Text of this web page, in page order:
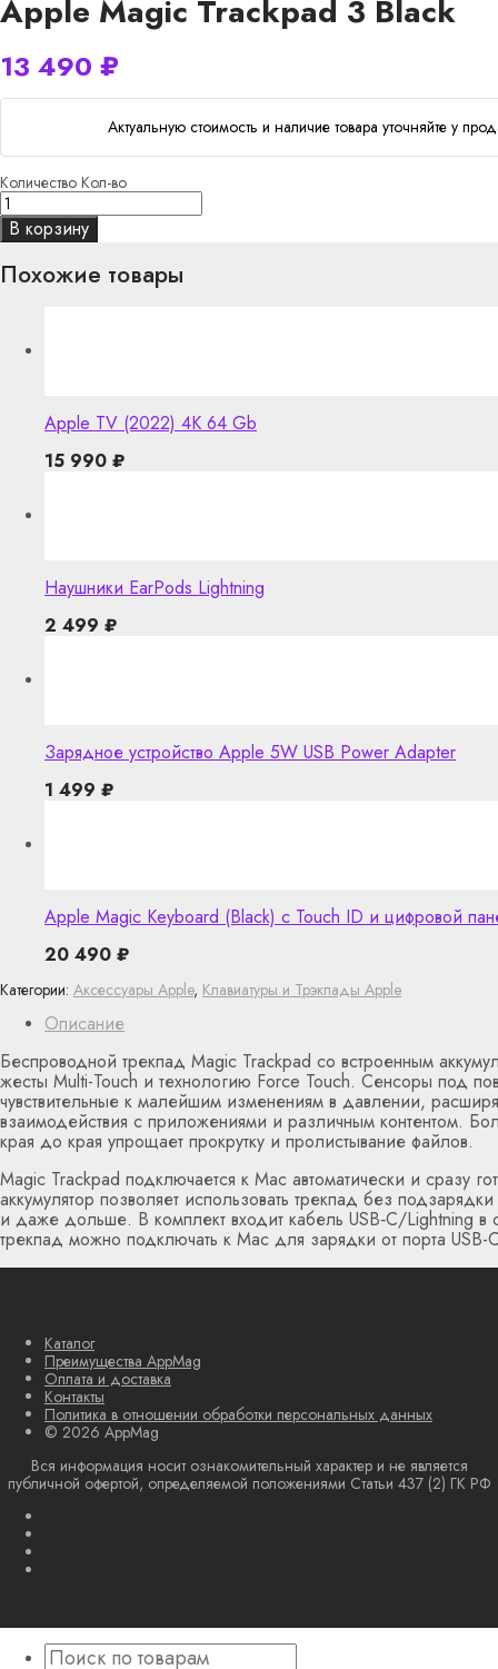
Apple Magic Trackpad 3 Black
13 490 ₽
Актуальную стоимость и наличие товара уточняйте у
Количество Кол-во
В корзину
Описание
Беспроводной трекпад Magic Trackpad со встроенным
жесты Multi-Touch и технологию Force Touch. Сенсоры под
чувствительные к малейшим изменениям в давлении,
взаимодействия с приложениями и различным контентом.
края до края упрощает прокрутку и пролистывание файлов.
Magic Trackpad подключается к Mac автоматически и сразу
аккумулятор позволяет использовать трекпад без
и даже дольше. В комплект входит кабель USB‑C/Lightning
трекпад можно подключать к Mac для зарядки от порта USB-
Категории: Аксессуары Apple, Клавиатуры и Трэкпады Apple
Похожие товары
Apple TV (2022) 4K 64 Gb
15 990 ₽
Наушники EarPods Lightning
2 499 ₽
Зарядное устройство Apple 5W USB Power Adapter
1 499 ₽
Apple Magic Keyboard (Black) с Touch ID и цифровой
20 490 ₽
Каталог
Преимущества AppMag
Оплата и доставка
Контакты
Политика в отношении обработки персональных данных
© 2026 AppMag
Вся информация носит ознакомительный характер и не является
публичной офертой, определяемой положениями Статьи 437 (2) ГК РФ